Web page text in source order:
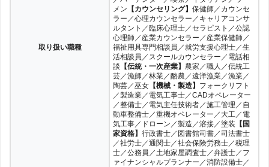
取り扱い職種
メン 【カウンセリング】 保健師／カウンセ
ラー／心理カウンセラー／キャリアコンサ
ルタント／臨床心理士／セラピスト／公認
心理師／産業カウンセラー／産業保健師／
福祉用具専門相談員／就労支援心理士／生
活相談員／スクールカウンセラー／電話相
談 【伝統・一次産業】 農家／職人／伝統工
芸／漁師／林業／酪農／遠洋漁業／漁業／
陶芸／巫女 【機械・製造】 フォークリフト
／製造業／電気工事士／CADオペレーター
／整備士／電気主任技術者／施工管理／自
動車整備士／重機オペレーター／大工／電
気工事／ドローン／製造／溶接／塗装 【国
家資格】 行政書士／図書館司書／司法書士
／社労士／通関士／社会保険労務士／税理
士／公務員／土地家屋調査士／弁護士／フ
ァイナンシャルプランナー／消防設備士／